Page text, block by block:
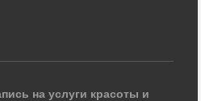
на услуги красоты и